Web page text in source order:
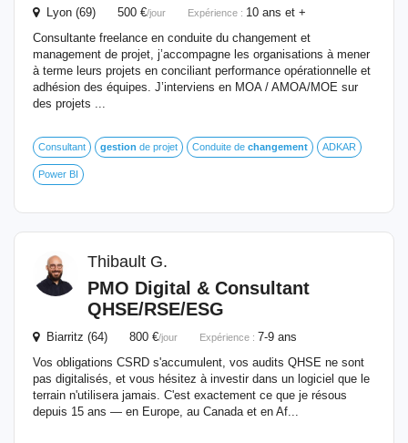
Lyon (69) 500 €/jour Expérience : 10 ans et +
Consultante freelance en conduite du changement et
management de projet, j’accompagne les organisations à mener
à terme leurs projets en conciliant performance opérationnelle et
adhésion des équipes. J’interviens en MOA / AMOA/MOE sur
des projets ...
Consultant gestion de projet Conduite de changement ADKAR
Power BI
Thibault G.
PMO Digital & Consultant
QHSE/RSE/ESG
Biarritz (64) 800 €/jour Expérience : 7-9 ans
Vos obligations CSRD s'accumulent, vos audits QHSE ne sont
pas digitalisés, et vous hésitez à investir dans un logiciel que le
terrain n'utilisera jamais. C'est exactement ce que je résous
depuis 15 ans — en Europe, au Canada et en Af...